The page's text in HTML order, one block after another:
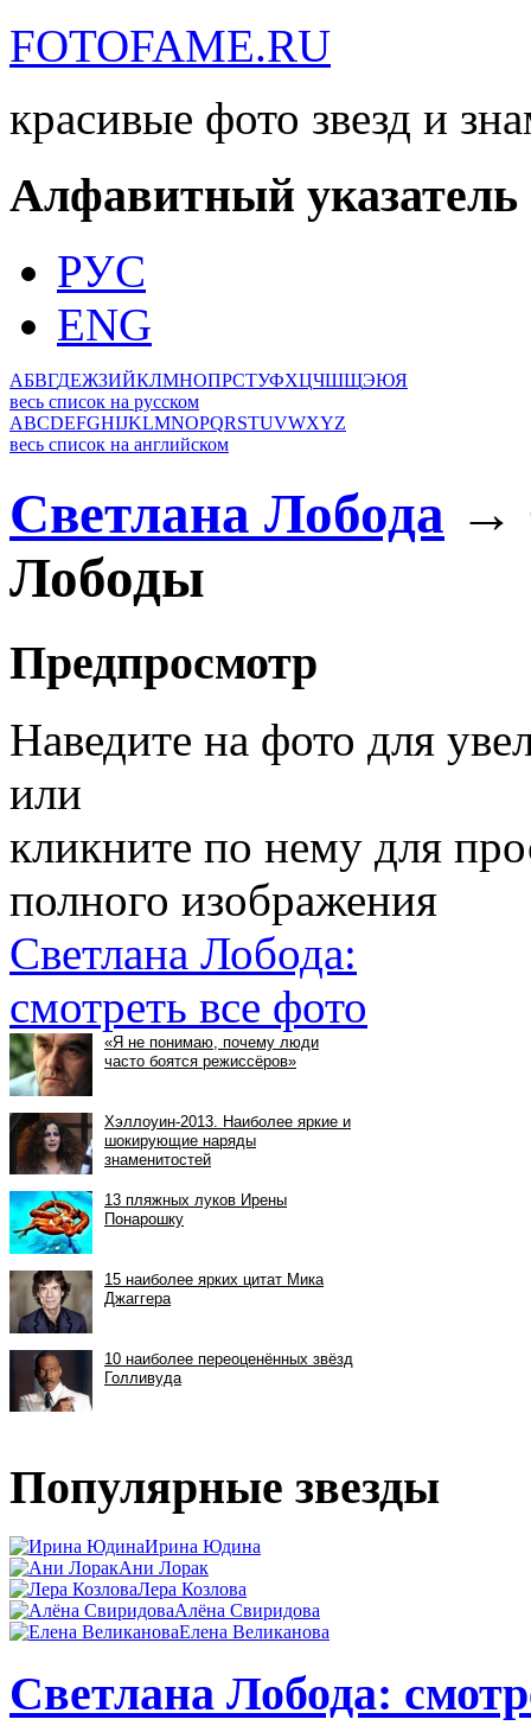
FOTOFAME.RU
красивые фото звезд и
Алфавитный указатель
РУС
ENG
АБВГДЕЖЗИЙКЛМНОПРСТУФХЦЧШЩЭЮЯ
весь список на русском
ABCDEFGHIJKLMNOPQRSTUVWXYZ
весь список на английском
Светлана Лобода →
Лободы
Предпросмотр
Наведите на фото для
или
кликните по нему для
полного изображения
Светлана Лобода:
смотреть все фото
Популярные звезды
Ирина Юдина
Ани Лорак
Лера Козлова
Алёна Свиридова
Елена Великанова
Светлана Лобода: